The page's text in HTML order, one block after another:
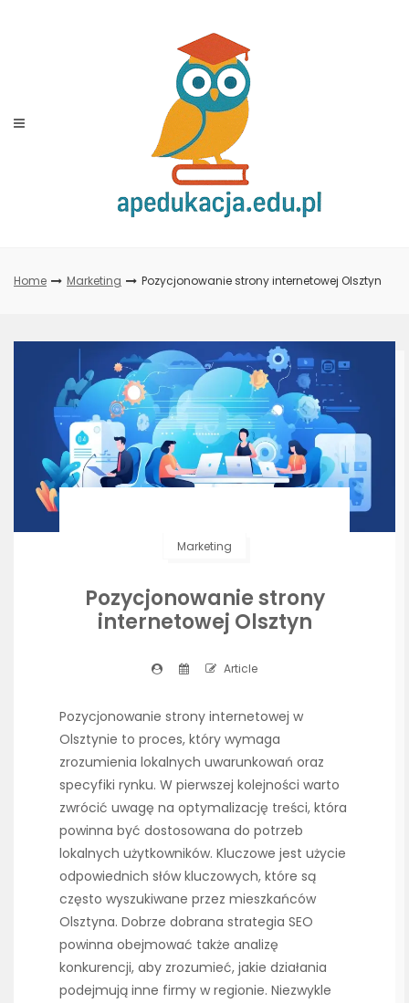
Home Marketing Pozycjonowanie strony internetowej Olsztyn
Marketing
Pozycjonowanie strony
internetowej Olsztyn
Article
Pozycjonowanie strony internetowej w
Olsztynie to proces, który wymaga
zrozumienia lokalnych uwarunkowań oraz
specyfiki rynku. W pierwszej kolejności warto
zwrócić uwagę na optymalizację treści, która
powinna być dostosowana do potrzeb
lokalnych użytkowników. Kluczowe jest użycie
odpowiednich słów kluczowych, które są
często wyszukiwane przez mieszkańców
Olsztyna. Dobrze dobrana strategia SEO
powinna obejmować także analizę
konkurencji, aby zrozumieć, jakie działania
podejmują inne firmy w regionie. Niezwykle